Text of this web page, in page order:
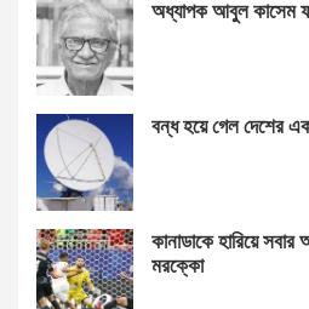
অধ্যাপক আবুল কাসেম
বন্ধ হয়ে গেল দেশের
কানাডাকে হারিয়ে সবার
মরক্কো